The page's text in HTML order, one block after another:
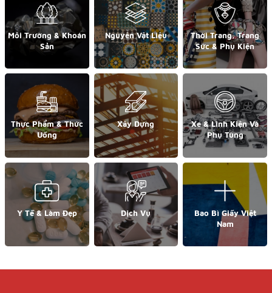
Môi Trường & Khoán
Sản
Nguyên Vật Liệu
Thời Trang, Trang
Sức & Phụ Kiện
Thực Phẩm & Thức
Uống
Xây Dựng
Xe & Linh Kiện Và
Phụ Tùng
Y Tế & Làm Đẹp Dịch Vụ
Bao Bì Giấy Việt
Nam